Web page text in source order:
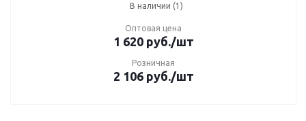
В наличии (1)
Оптовая цена
1 620руб./шт
Розничная
2 106руб./шт